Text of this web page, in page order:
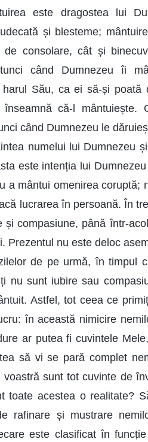
este dragostea lui
și blesteme;
consolare, cât și
când Dumnezeu îi
Său, ca ei să-și poată
că-l mântuiește.
când Dumnezeu le
numelui lui Dumnezeu
este intenția lui
a mântui omenirea coruptă;
lucrarea în persoană. În
compasiune, până într-
Prezentul nu este deloc
de pe urmă, în timpul
nu sunt iubire sau
Astfel, tot ceea ce
în această nimicire
ar putea fi cuvintele
să vi se pară complet
sunt tot cuvinte de
toate acestea o realitate?
rafinare și mustrare
este clasificat în